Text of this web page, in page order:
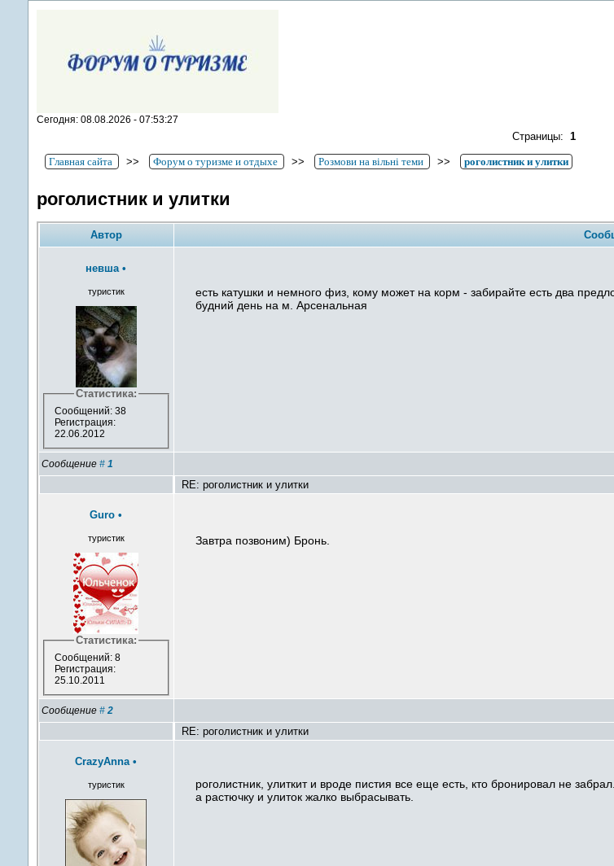
Сегодня: 08.08.2026 - 07:53:27
Страницы: 1
Главная сайта >> Форум о туризме и отдыхе >> Розмови на вільні теми >> роголистник и улитки
роголистник и улитки
Автор
невша •
туристик
Статистика:
Сообщений: 38
Регистрация:
22.06.2012
есть катушки и немного физ, кому может на корм - забирайте есть два
будний день на м. Арсенальная
Сообщение # 1
RE: роголистник и улитки
Guro •
туристик
Статистика:
Сообщений: 8
Регистрация:
25.10.2011
Завтра позвоним) Бронь.
Сообщение # 2
RE: роголистник и улитки
CrazyAnna •
туристик
роголистник, улиткит и вроде пистия все еще есть, кто бронировал не
а растючку и улиток жалко выбрасывать.